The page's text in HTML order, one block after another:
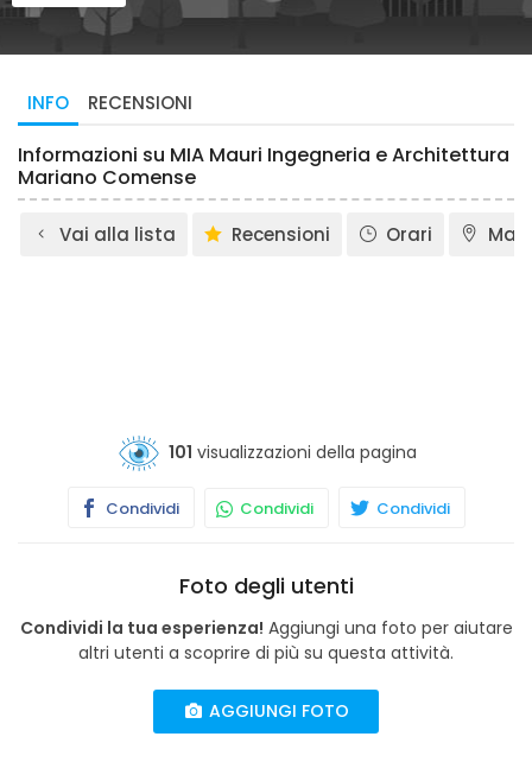
INFO RECENSIONI
Informazioni su MIA Mauri Ingegneria e Architettura
Mariano Comense
Vai alla lista Recensioni Orari
101 visualizzazioni della pagina
Condividi Condividi Condividi
Foto degli utenti
Condividi la tua esperienza! Aggiungi una foto per aiutare
altri utenti a scoprire di più su questa attività.
AGGIUNGI FOTO